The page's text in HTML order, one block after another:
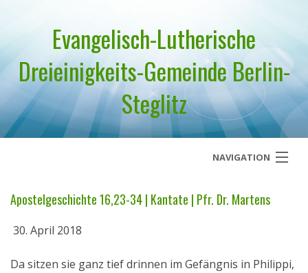
Evangelisch-Lutherische
Dreieinigkeits-Gemeinde Berlin-
Steglitz
NAVIGATION
Über uns
Geistliches Wort
Apostelgeschichte 16,23-34 | Kantate | Pfr. Dr. Martens
30. April 2018
Da sitzen sie ganz tief drinnen im Gefängnis in Philippi,